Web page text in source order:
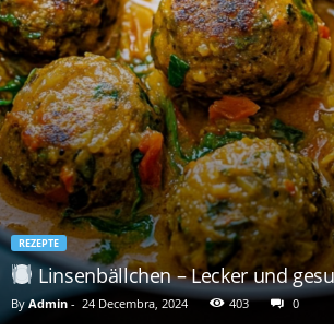
REZEPTE
Linsenbällchen – Lecker und
By Admin - 24 Decembra, 2024 403 0